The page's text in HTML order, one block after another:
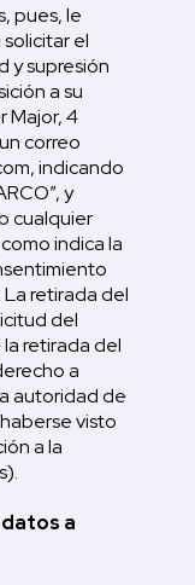
pues, le
el
y supresión
a su
Major, 4
correo
indicando
y
cualquier
indica la
retirada del
del
retirada del
a
autoridad de
visto
a la
a